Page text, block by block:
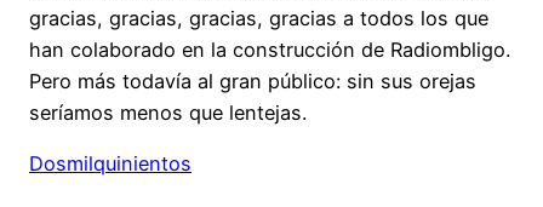
gracias, gracias, gracias, gracias a todos los que
han colaborado en la construcción de Radiombligo.
Pero más todavía al gran público: sin sus orejas
seríamos menos que lentejas.
Dosmilquinientos